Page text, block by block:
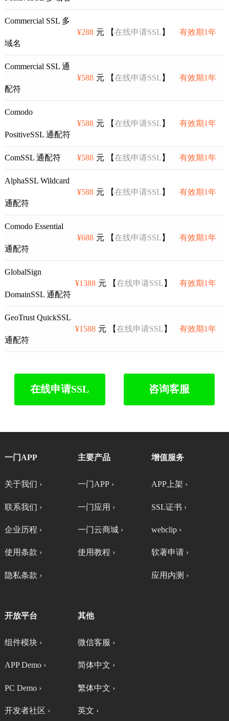
Commercial SSL 多
域名
¥288 元 【在线申请SSL 】 有效期1年
Commercial SSL 通
配符
¥588 元 【在线申请SSL 】 有效期1年
Comodo
PositiveSSL 通配符
¥588 元 【在线申请SSL 】 有效期1年
ComSSL 通配符 ¥588 元 【在线申请SSL 】 有效期1年
AlphaSSL Wildcard
通配符
¥588 元 【在线申请SSL 】 有效期1年
Comodo Essential
通配符
¥688 元 【在线申请SSL 】 有效期1年
GlobalSign
DomainSSL 通配符
¥1388 元 【在线申请SSL 】 有效期1年
GeoTrust QuickSSL
通配符
¥1588 元 【在线申请SSL 】 有效期1年
在线申请SSL 咨询客服
一门APP
关于我们 ›
联系我们 ›
企业历程 ›
使用条款 ›
隐私条款 ›
主要产品
一门APP ›
一门应用 ›
一门云商城 ›
使用教程 ›
增值服务
APP上架 ›
SSL证书 ›
webclip ›
软著申请 ›
应用内测 ›
开放平台
组件模块 ›
APP Demo ›
PC Demo ›
开发者社区 ›
其他
微信客服 ›
简体中文 ›
繁体中文 ›
英文 ›